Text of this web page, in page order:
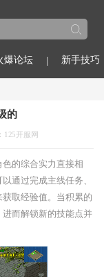
爆论坛 新手技巧
的
125开服网
的综合实力直接相
通过完成主线任务、
取经验值。当积累的
而解锁新的技能点并